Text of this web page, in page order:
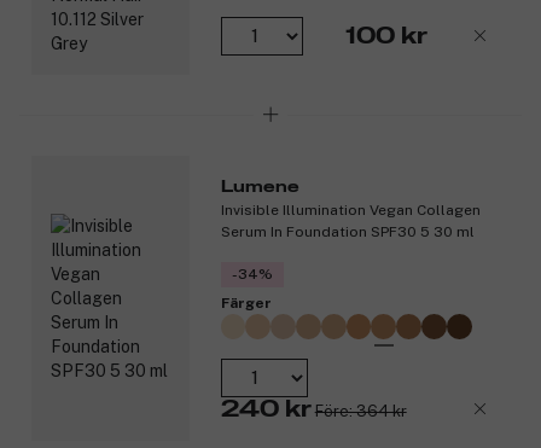
100 kr
Lumene
Invisible Illumination Vegan Collagen
Serum In Foundation SPF30 5 30 ml
-34%
Färger
240 kr Före: 364 kr